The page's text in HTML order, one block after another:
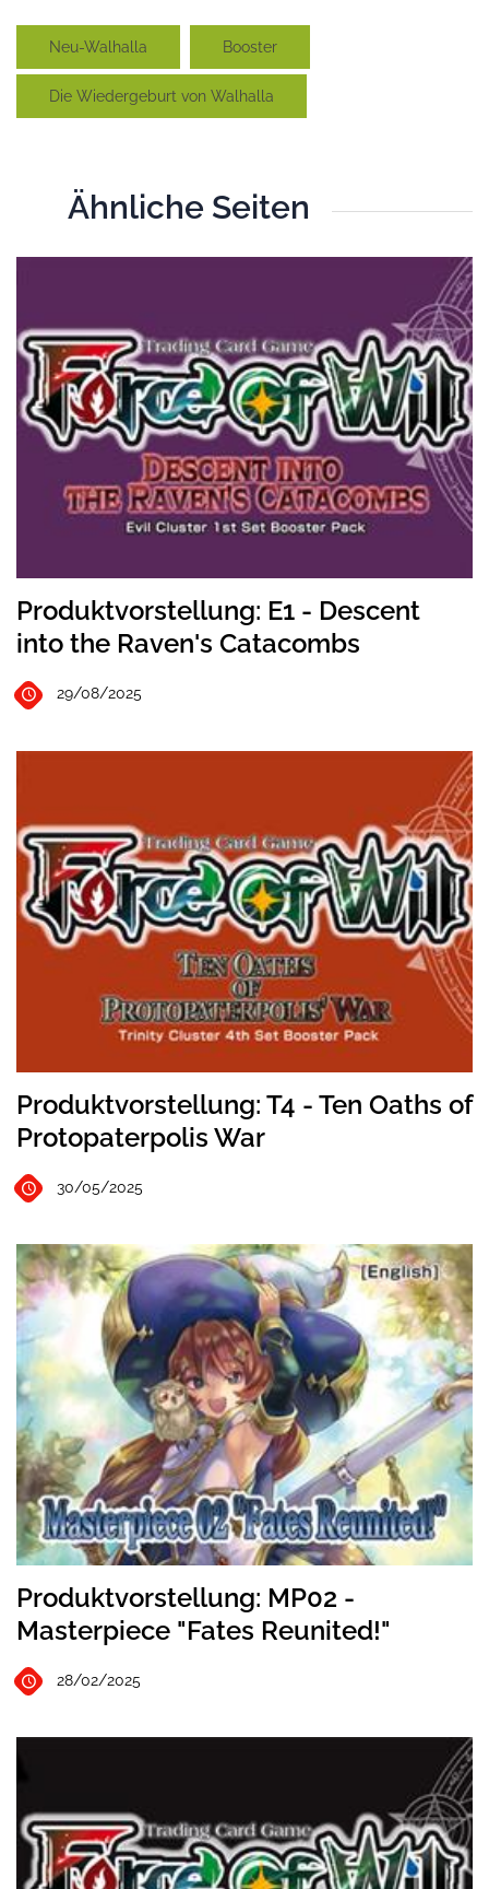
Neu-Walhalla Booster
Die Wiedergeburt von Walhalla
Ähnliche Seiten
Produktvorstellung: E1 - Descent
into the Raven's Catacombs
29/08/2025
Produktvorstellung: T4 - Ten Oaths of
Protopaterpolis War
30/05/2025
Produktvorstellung: MP02 -
Masterpiece "Fates Reunited!"
28/02/2025